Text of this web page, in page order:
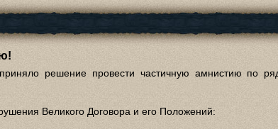
решение провести частичную амнистию по
Великого Договора и его Положений: